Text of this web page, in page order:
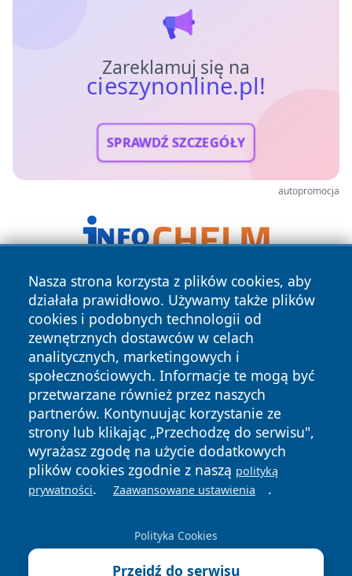
Zareklamuj się na
cieszynonline.pl!
SPRAWDŹ SZCZEGÓŁY
autopromocja
Nasza strona korzysta z plików cookies, aby
działała prawidłowo. Używamy także plików
cookies i podobnych technologii od
zewnętrznych dostawców w celach
analitycznych, marketingowych i
społecznościowych. Informacje te mogą być
przetwarzane również przez naszych
partnerów. Kontynuując korzystanie ze
strony lub klikając „Przechodzę do serwisu",
wyrażasz zgodę na użycie dodatkowych
plików cookies zgodnie z naszą polityką
prywatności. Zaawansowane ustawienia .
Polityka Cookies
Przejdź do serwisu
Copyright © 2026 cieszynonline.pl Wszystkie prawa
zastrzeżone.
News Autorzy
Polityka
Prywatności
Polityka
Cookies